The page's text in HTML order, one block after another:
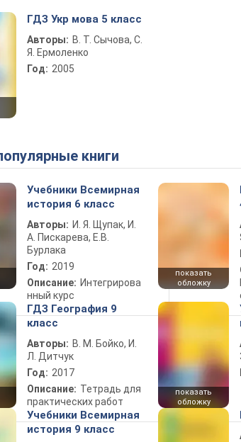
ГДЗ Укр мова 5 класс
Авторы: В. Т. Сычова, С.
Я. Ермоленко
Год: 2005
книги
Учебники Всемирная
история 6 класс
Авторы: И. Я. Щупак, И.
А. Пискарева, Е.В.
Бурлака
Год: 2019
Описание: Интегрирова
нный курс
показать
обложку
ГДЗ География 9
класс
Авторы: В. М. Бойко, И.
Л. Дитчук
Год: 2017
Описание: Тетрадь для
практических работ
показать
обложку
Учебники Всемирная
история 9 класс